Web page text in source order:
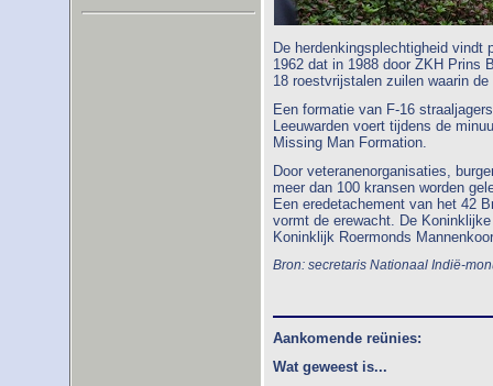
De herdenkingsplechtigheid vindt
1962 dat in 1988 door ZKH Prins
18 roestvrijstalen zuilen waarin
Een formatie van F-16
Leeuwarden voert tijdens de
Missing Man Formation.
Door veteranenorganisaties,
meer dan 100 kransen worden
Een eredetachement van het 42
vormt de erewacht. De
Koninklijk Roermonds
Bron: secretaris Nationaal Indië-
Aankomende reünies:
Wat geweest is...